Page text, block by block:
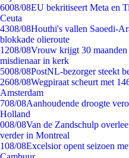
6008/08EU bekritiseert Meta en
Ceuta
4308/08Houthi's vallen Saoedi-
blokkade olieroute
1208/08Vrouw krijgt 30
misdienaar in kerk
5008/08PostNL-bezorger steekt
2608/08Wegpiraat scheurt met
Amsterdam
708/08Aanhoudende droogte
Holland
008/08Van de Zandschulp
verder in Montreal
108/08Excelsior opent seizoen